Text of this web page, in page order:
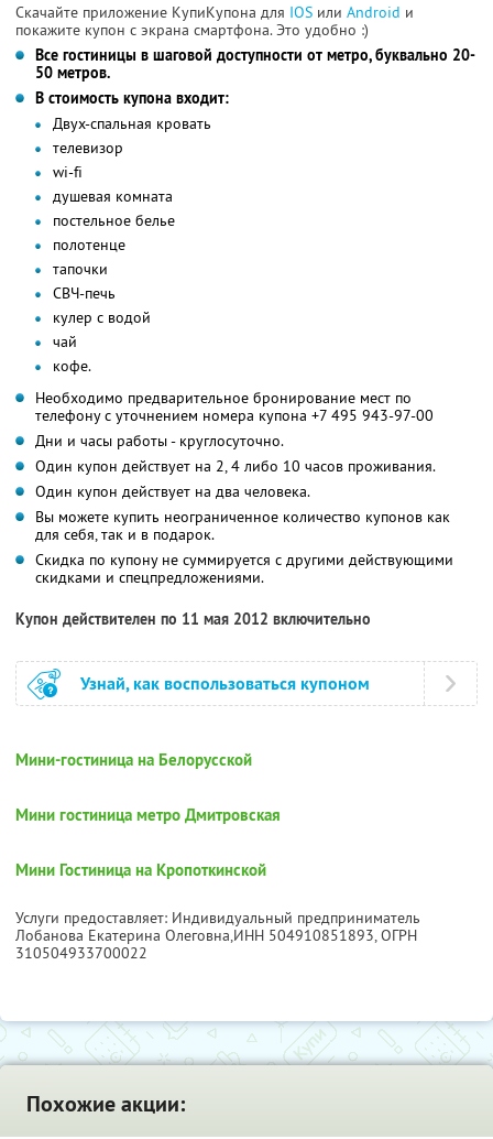
Скачайте приложение КупиКупона для IOS или Android и
покажите купон с экрана смартфона. Это удобно :)
Все гостиницы в шаговой доступности от метро, буквально 20-
50 метров.
В стоимость купона входит:
Двух-спальная кровать
телевизор
wi-fi
душевая комната
постельное белье
полотенце
тапочки
СВЧ-печь
кулер с водой
чай
кофе.
Необходимо предварительное бронирование мест по
телефону с уточнением номера купона +7 495 943-97-00
Дни и часы работы - круглосуточно.
Один купон действует на 2, 4 либо 10 часов проживания.
Один купон действует на два человека.
Вы можете купить неограниченное количество купонов как
для себя, так и в подарок.
Скидка по купону не суммируется с другими действующими
скидками и спецпредложениями.
Купон действителен по 11 мая 2012 включительно
Узнай, как воспользоваться купоном
Мини-гостиница на Белорусской
Мини гостиница метро Дмитровская
Мини Гостиница на Кропоткинской
Услуги предоставляет: Индивидуальный предприниматель
Лобанова Екатерина Олеговна,ИНН 504910851893, ОГРН
310504933700022
Похожие акции: